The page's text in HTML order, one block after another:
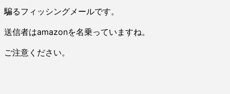
騙るフィッシングメールです。
送信者はamazonを名乗っていますね。
ご注意ください。